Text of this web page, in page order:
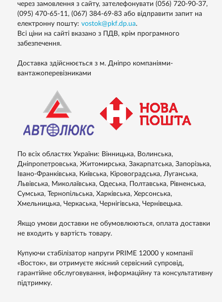
через замовлення з сайту, зателефонувати (056) 720-90-37,
(095) 470-65-11, (067) 384-69-83 або відправити запит на
електронну пошту: vostok@pkf.dp.ua.
Всі ціни на сайті вказано з ПДВ, крім програмного
забезпечення.
Доставка здійснюється з м. Дніпро компаніями-
вантажоперевізниками
По всіх областях України: Вінницька, Волинська,
Дніпропетровська, Житомирська, Закарпатська, Запорізька,
Івано-Франківська, Київська, Кіровоградська, Луганська,
Львівська, Миколаївська, Одеська, Полтавська, Рівненська,
Сумська, Тернопільська, Харківська, Херсонська,
Хмельницька, Черкаська, Чернігівська, Чернівецька.
Якщо умови доставки не обумовлюються, оплата доставки
не входить у вартість товару.
Купуючи стабілізатор напруги PRIME 12000 у компанії
«Восток», ви отримуєте якісний сервісний супровід,
гарантійне обслуговування, інформаційну та консультативну
підтримку.